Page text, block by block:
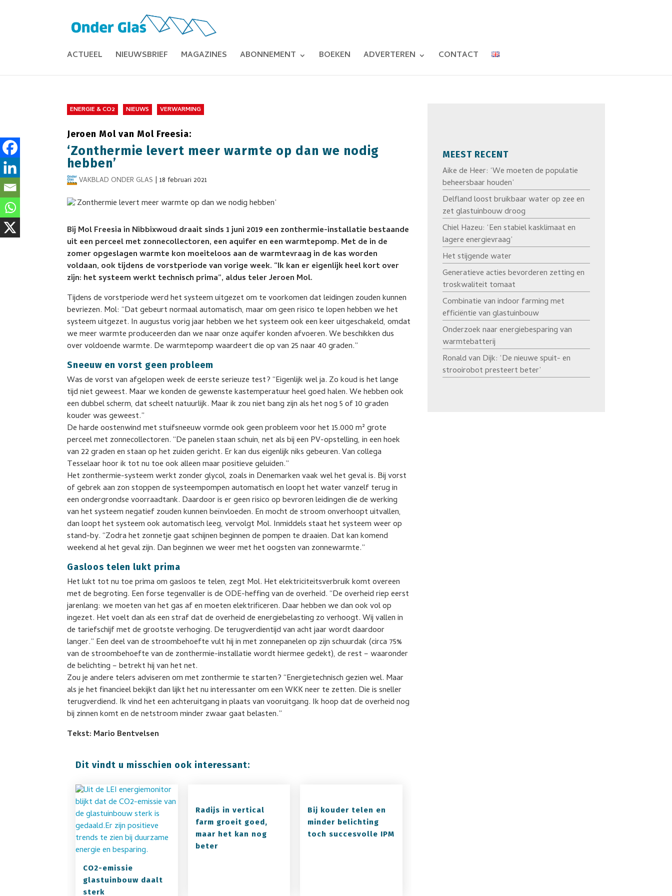
ACTUEEL NIEUWSBRIEF MAGAZINES ABONNEMENT BOEKEN ADVERTEREN CONTACT
ENERGIE & CO2 NIEUWS VERWARMING
Jeroen Mol van Mol Freesia:
‘Zonthermie levert meer warmte op dan we nodig
hebben’
VAKBLAD ONDER GLAS |18 februari 2021
Bij Mol Freesia in Nibbixwoud draait sinds 1 juni 2019 een zonthermie-installatie bestaande
uit een perceel met zonnecollectoren, een aquifer en een warmtepomp. Met de in de
zomer opgeslagen warmte kon moeiteloos aan de warmtevraag in de kas worden
voldaan, ook tijdens de vorstperiode van vorige week. “Ik kan er eigenlijk heel kort over
zijn: het systeem werkt technisch prima”, aldus teler Jeroen Mol.
Tijdens de vorstperiode werd het systeem uitgezet om te voorkomen dat leidingen zouden kunnen
bevriezen. Mol: “Dat gebeurt normaal automatisch, maar om geen risico te lopen hebben we het
systeem uitgezet. In augustus vorig jaar hebben we het systeem ook een keer uitgeschakeld, omdat
we meer warmte produceerden dan we naar onze aquifer konden afvoeren. We beschikken dus
over voldoende warmte. De warmtepomp waardeert die op van 25 naar 40 graden.”
Sneeuw en vorst geen probleem
Was de vorst van afgelopen week de eerste serieuze test? “Eigenlijk wel ja. Zo koud is het lange
tijd niet geweest. Maar we konden de gewenste kastemperatuur heel goed halen. We hebben ook
een dubbel scherm, dat scheelt natuurlijk. Maar ik zou niet bang zijn als het nog 5 of 10 graden
kouder was geweest.”
De harde oostenwind met stuifsneeuw vormde ook geen probleem voor het 15.000 m² grote
perceel met zonnecollectoren. “De panelen staan schuin, net als bij een PV-opstelling, in een hoek
van 22 graden en staan op het zuiden gericht. Er kan dus eigenlijk niks gebeuren. Van collega
Tesselaar hoor ik tot nu toe ook alleen maar positieve geluiden.”
Het zonthermie-systeem werkt zonder glycol, zoals in Denemarken vaak wel het geval is. Bij vorst
of gebrek aan zon stoppen de systeempompen automatisch en loopt het water vanzelf terug in
een ondergrondse voorraadtank. Daardoor is er geen risico op bevroren leidingen die de werking
van het systeem negatief zouden kunnen beïnvloeden. En mocht de stroom onverhoopt uitvallen,
dan loopt het systeem ook automatisch leeg, vervolgt Mol. Inmiddels staat het systeem weer op
stand-by. “Zodra het zonnetje gaat schijnen beginnen de pompen te draaien. Dat kan komend
weekend al het geval zijn. Dan beginnen we weer met het oogsten van zonnewarmte.”
Gasloos telen lukt prima
Het lukt tot nu toe prima om gasloos te telen, zegt Mol. Het elektriciteitsverbruik komt overeen
met de begroting. Een forse tegenvaller is de ODE-heffing van de overheid. “De overheid riep eerst
jarenlang: we moeten van het gas af en moeten elektrificeren. Daar hebben we dan ook vol op
ingezet. Het voelt dan als een straf dat de overheid de energiebelasting zo verhoogt. Wij vallen in
de tariefschijf met de grootste verhoging. De terugverdientijd van acht jaar wordt daardoor
langer.” Een deel van de stroombehoefte vult hij in met zonnepanelen op zijn schuurdak (circa 75%
van de stroombehoefte van de zonthermie-installatie wordt hiermee gedekt), de rest – waaronder
de belichting – betrekt hij van het net.
Zou je andere telers adviseren om met zonthermie te starten? “Energietechnisch gezien wel. Maar
als je het financieel bekijkt dan lijkt het nu interessanter om een WKK neer te zetten. Die is sneller
terugverdiend. Ik vind het een achteruitgang in plaats van vooruitgang. Ik hoop dat de overheid nog
bij zinnen komt en de netstroom minder zwaar gaat belasten.”
Tekst: Mario Bentvelsen
Dit vindt u misschien ook interessant:
CO2-emissie
glastuinbouw daalt
sterk
Radijs in vertical
farm groeit goed,
maar het kan nog
beter
Bij kouder telen en
minder belichting
toch succesvolle IPM
MEEST RECENT
Aike de Heer: ‘We moeten de populatie
beheersbaar houden’
Delfland loost bruikbaar water op zee en
zet glastuinbouw droog
Chiel Hazeu: ‘Een stabiel kasklimaat en
lagere energievraag’
Het stijgende water
Generatieve acties bevorderen zetting en
troskwaliteit tomaat
Combinatie van indoor farming met
efficiëntie van glastuinbouw
Onderzoek naar energiebesparing van
warmtebatterij
Ronald van Dijk: ‘De nieuwe spuit- en
strooirobot presteert beter’